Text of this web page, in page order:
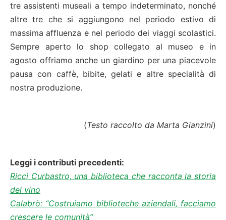
tre assistenti museali a tempo indeterminato, nonché
altre tre che si aggiungono nel periodo estivo di
massima affluenza e nel periodo dei viaggi scolastici.
Sempre aperto lo shop collegato al museo e in
agosto offriamo anche un giardino per una piacevole
pausa con caffè, bibite, gelati e altre specialità di
nostra produzione.
(Testo raccolto da Marta Gianzini)
Leggi i contributi precedenti:
Ricci Curbastro, una biblioteca che racconta la storia
del vino
Calabrò: “Costruiamo biblioteche aziendali, facciamo
crescere le comunità”